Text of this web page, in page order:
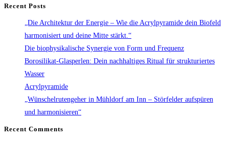
Recent Posts
„Die Architektur der Energie – Wie die Acrylpyramide dein Biofeld
harmonisiert und deine Mitte stärkt.“
Die biophysikalische Synergie von Form und Frequenz
Borosilikat-Glasperlen: Dein nachhaltiges Ritual für strukturiertes
Wasser
Acrylpyramide
„Wünschelrutengeher in Mühldorf am Inn – Störfelder aufspüren
und harmonisieren“
Recent Comments